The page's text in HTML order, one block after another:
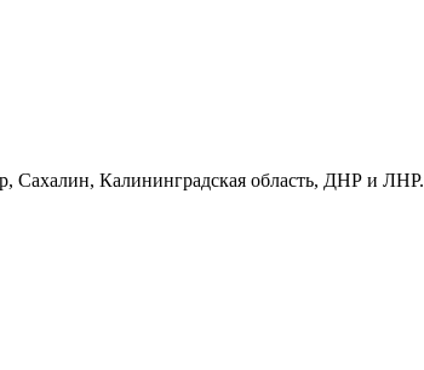
Сахалин, Калининградская область, ДНР и ЛНР.